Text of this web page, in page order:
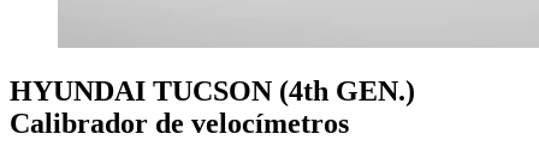
HYUNDAI TUCSON (4th GEN.)
Calibrador de velocímetros